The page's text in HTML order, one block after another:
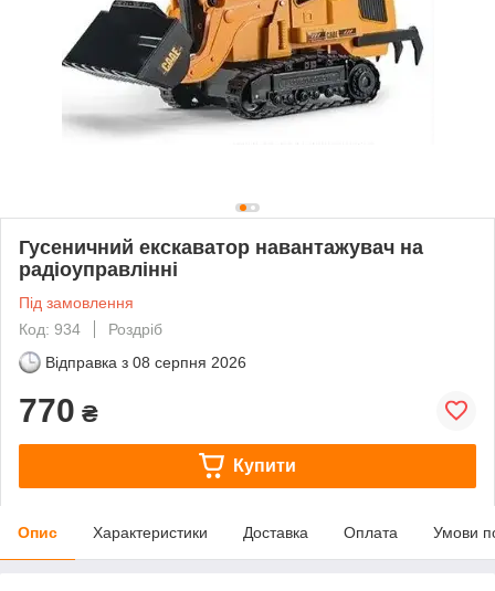
Гусеничний екскаватор навантажувач на
радіоуправлінні
Під замовлення
Код: 934
Роздріб
Відправка з 08 серпня 2026
770 ₴
Купити
Опис Характеристики Доставка Оплата Умови